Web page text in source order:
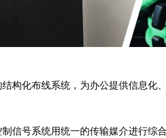
构化布线系统，为办公提供信息化
信号系统用统一的传输媒介进行综